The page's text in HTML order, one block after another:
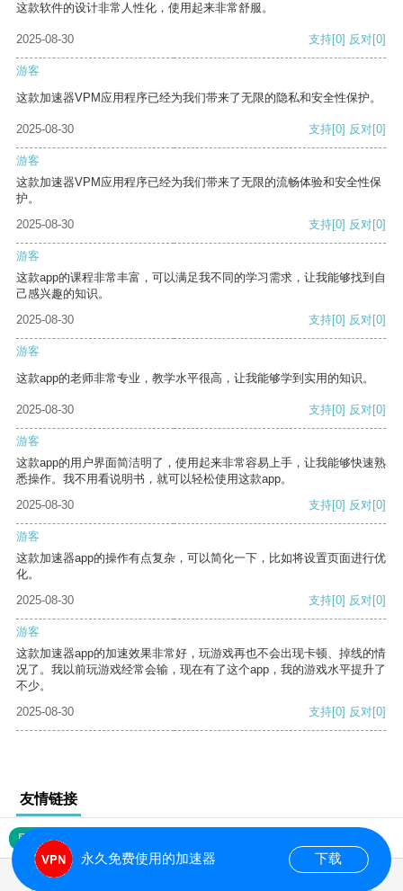
这款软件的设计非常人性化，使用起来非常舒服。
2025-08-30 支持[0] 反对[0]
游客
这款加速器VPM应用程序已经为我们带来了无限的隐私和安全性保护。
2025-08-30 支持[0] 反对[0]
游客
这款加速器VPM应用程序已经为我们带来了无限的流畅体验和安全性保
护。
2025-08-30
支持[0] 反对[0]
游客
这款app的课程非常丰富，可以满足我不同的学习需求，让我能够找到自
己感兴趣的知识。
2025-08-30
支持[0] 反对[0]
游客
这款app的老师非常专业，教学水平很高，让我能够学到实用的知识。
2025-08-30 支持[0] 反对[0]
游客
这款app的用户界面简洁明了，使用起来非常容易上手，让我能够快速熟
悉操作。我不用看说明书，就可以轻松使用这款app。
2025-08-30
支持[0] 反对[0]
游客
这款加速器app的操作有点复杂，可以简化一下，比如将设置页面进行优
化。
2025-08-30
支持[0] 反对[0]
游客
这款加速器app的加速效果非常好，玩游戏再也不会出现卡顿、掉线的情
况了。我以前玩游戏经常会输，现在有了这个app，我的游戏水平提升了
不少。
2025-08-30
支持[0] 反对[0]
友情链接
网站地图
永久免费使用的加速器 下载